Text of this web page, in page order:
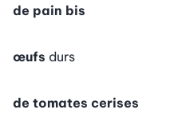
de pain bis
œufs durs
de tomates cerises